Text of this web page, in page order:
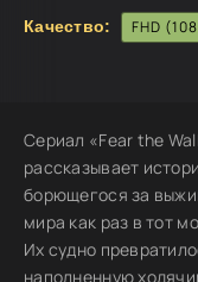
Качество: FHD
Сериал «Fear the
рассказывает
борющегося за
мира как раз в тот
Их судно
наполненную